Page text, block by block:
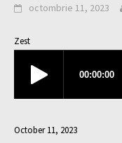
octombrie 11, 2023
Zest
October 11, 2023